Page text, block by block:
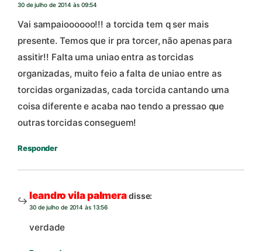
30 de julho de 2014 às 09:54
Vai sampaioooooo!!! a torcida tem q ser mais
presente. Temos que ir pra torcer, não apenas para
assitir!! Falta uma uniao entra as torcidas
organizadas, muito feio a falta de uniao entre as
torcidas organizadas, cada torcida cantando uma
coisa diferente e acaba nao tendo a pressao que
outras torcidas conseguem!
Responder
leandro vila palmeradisse:
30 de julho de 2014 às 13:56
verdade